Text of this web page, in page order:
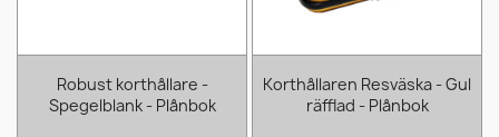
Robust korthållare -
Spegelblank - Plånbok
Korthållaren Resväska - Gul
räfflad - Plånbok